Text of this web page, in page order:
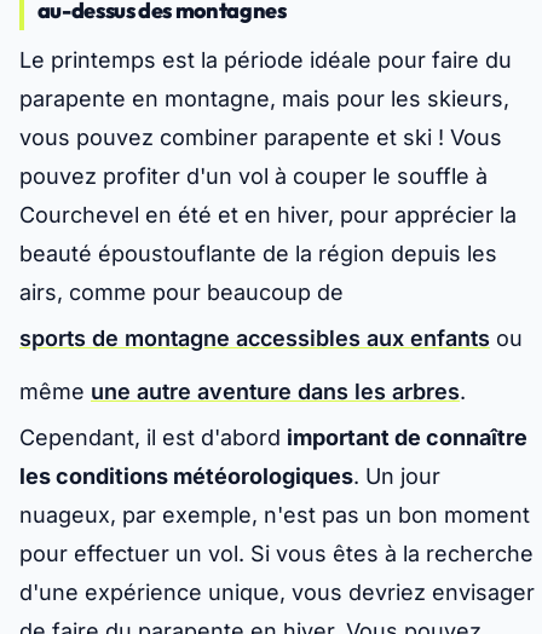
au-dessus des montagnes
Le printemps est la période idéale pour faire du
parapente en montagne, mais pour les skieurs,
vous pouvez combiner parapente et ski ! Vous
pouvez profiter d'un vol à couper le souffle à
Courchevel en été et en hiver, pour apprécier la
beauté époustouflante de la région depuis les
airs, comme pour beaucoup de
sports de montagne accessibles aux enfants ou
même une autre aventure dans les arbres.
Cependant, il est d'abord important de connaître
les conditions météorologiques. Un jour
nuageux, par exemple, n'est pas un bon moment
pour effectuer un vol. Si vous êtes à la recherche
d'une expérience unique, vous devriez envisager